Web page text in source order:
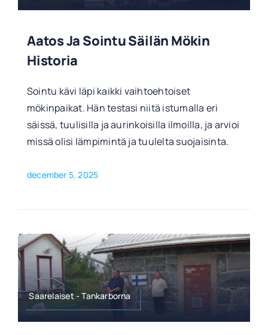
Aatos Ja Sointu Säilän Mökin
Historia
Sointu kävi läpi kaikki vaihtoehtoiset
mökinpaikat. Hän testasi niitä istumalla eri
säissä, tuulisilla ja aurinkoisilla ilmoilla, ja arvioi
missä olisi lämpimintä ja tuulelta suojaisinta.
december 5, 2025
Saarelaiset - Tankarborna